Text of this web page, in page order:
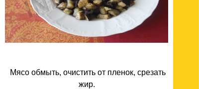
Мясо обмыть, очистить от пленок, срезать
жир.